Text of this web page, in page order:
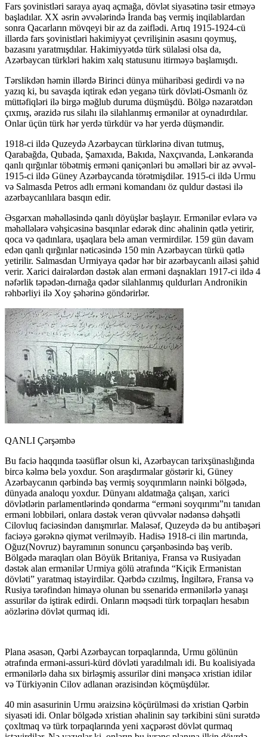
Fars şovinistləri saraya ayaq açmağa, dövlət siyasətinə təsir etməyə
başladılar. XX əsrin əvvələrində İranda baş vermiş inqilablardan
sonra Qacarların mövqeyi bir az da zəiflədi. Artıq 1915-1924-cü
illərdə fars şovinistləri hakimiyyət çevrilişinin əsasını qoymuş,
bazasını yaratmışdılar. Hakimiyyətdə türk sülaləsi olsa da,
Azərbaycan türkləri hakim xalq statusunu itirməyə başlamışdı.
Tərslikdən həmin illərdə Birinci dünya müharibəsi gedirdi və nə
yazıq ki, bu savaşda iqtirak edən yeganə türk dövləti-Osmanlı öz
müttəfiqləri ilə birgə məğlub duruma düşmüşdü. Bölgə nəzarətdən
çıxmış, ərazidə rus silahı ilə silahlanmış ermənilər at oynadırdılar.
Onlar üçün türk hər yerdə türkdür və hər yerdə düşməndir.
1918-ci ildə Quzeydə Azərbaycan türklərinə divan tutmuş,
Qarabağda, Qubada, Şamaxıda, Bakıda, Naxçıvanda, Lənkəranda
qanlı qırğınlar töbətmiş erməni qaniçənləri bu əməlləri bir az əvvəl-
1915-ci ildə Güney Azərbaycanda törətmişdilər. 1915-ci ildə Urmu
və Salmasda Petros adlı erməni komandanı öz quldur dəstəsi ilə
azərbaycanlılara basqın edir.
Əsgərxan məhəlləsində qanlı döyüşlər başlayır. Ermənilər evlərə və
məhəllələrə vəhşicəsinə basqınlar edərək dinc əhalinin qətlə yetirir,
qoca və qadınlara, uşaqlara belə aman vermirdilər. 159 gün davam
edən qanlı qırğınlar nəticəsində 150 min Azərbaycan türkü qətlə
yetirilir. Salmasdan Urmiyaya qədər hər bir azərbaycanlı ailəsi şəhid
verir. Xarici dairələrdən dəstək alan erməni daşnakları 1917-ci ildə 4
nəfərlik təpədən-dırnağa qədər silahlanmış quldurları Andronikin
rəhbərliyi ilə Xoy şəhərinə göndərirlər.
QANLI Çərşəmbə
Bu faciə haqqında təəsüflər olsun ki, Azərbaycan tarixşünaslığında
bircə kəlmə belə yoxdur. Son araşdırmalar göstərir ki, Güney
Azərbaycanın qərbində baş vermiş soyqırımların nəinki bölgədə,
dünyada analoqu yoxdur. Dünyanı aldatmağa çalışan, xarici
dövlətlərin parlamentlərində qondarma “erməni soyqırımı”nı tanıdan
erməni lobbiləri, onlara dəstək verən qüvvələr nədənsə dəhşətli
Cilovluq faciəsindən danışmırlar. Maləsəf, Quzeydə də bu antibəşəri
faciəyə gərəknə qiymət verilməyib. Hadisə 1918-ci ilin martında,
Oğuz(Novruz) bayramının sonuncu çərşənbəsində baş verib.
Bölgədə maraqları olan Böyük Britaniya, Fransa və Rusiyadan
dəstək alan ermənilər Urmiya gölü ətrafında “Kiçik Ermənistan
dövləti” yaratmaq istəyirdilər. Qərbdə cızılmış, İngiltərə, Fransa və
Rusiya tərəfindən himayə olunan bu ssenaridə ermənilərlə yanaşı
assurilər də iştirak edirdi. Onların məqsədi türk torpaqları hesabın
aözlərinə dövlət qurmaq idi.
Plana əsasən, Qərbi Azərbaycan torpaqlarında, Urmu gölünün
ətrafında erməni-assuri-kürd dövləti yaradılmalı idi. Bu koalisiyada
ermənilərlə daha sıx birləşmiş assurilər dini mənşəcə xristian idilər
və Türkiyənin Cilov adlanan ərazisindən köçmüşdülər.
40 min asasurinin Urmu əraizsinə köçürülməsi də xristian Qərbin
siyasəti idi. Onlar bölgədə xristian əhalinin say tərkibini süni surətdə
çoxltmaq və türk torpaqlarında yeni xaçpərəst dövlət qurmaq